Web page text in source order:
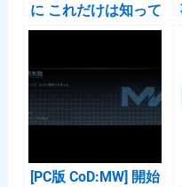
に これだけは知って
おきたい基礎事項
フェア
[PC版 CoD:MW] 開始